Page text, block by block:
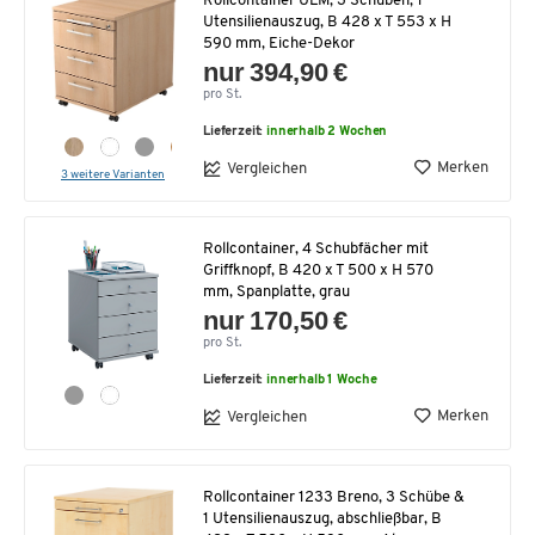
3 weitere Varianten
Utensilienauszug, B 428 x T 553 x H
590 mm, Eiche-Dekor
nur 394,90 €
pro St.
Lieferzeit:innerhalb 2 Wochen
Vergleichen Merken
Rollcontainer, 4 Schubfächer mit
Griffknopf, B 420 x T 500 x H 570
mm, Spanplatte, grau
nur 170,50 €
pro St.
Lieferzeit:innerhalb 1 Woche
Vergleichen Merken
Rollcontainer 1233 Breno, 3 Schübe &
1 Utensilienauszug, abschließbar, B